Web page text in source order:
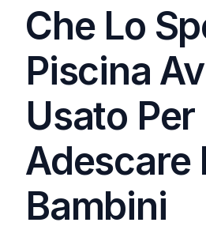
Che Lo
Piscina
Usato Per
Adescare
Bambini